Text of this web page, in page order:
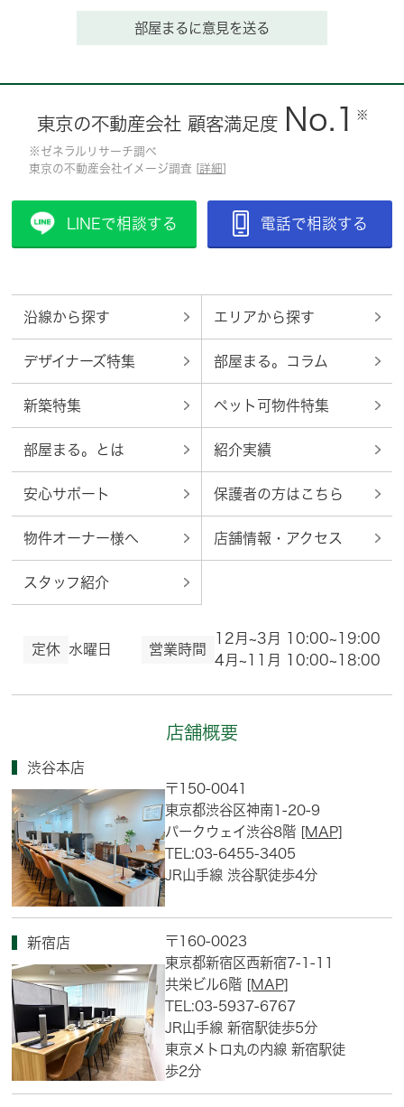
部屋まるに意見を送る
東京の不動産会社 顧客満足度 No.1 ※
※ゼネラルリサーチ調べ
東京の不動産会社イメージ調査 [詳細]
LINEで相談する 電話で相談する
沿線から探す エリアから探す
デザイナーズ特集 部屋まる。コラム
新築特集 ペット可物件特集
部屋まる。とは 紹介実績
安心サポート 保護者の方はこちら
物件オーナー様へ 店舗情報・アクセス
スタッフ紹介
定休 水曜日 営業時間
12月~3月 10:00~19:00
4月~11月 10:00~18:00
店舗概要
渋谷本店
〒150-0041
東京都渋谷区神南1-20-9
パークウェイ渋谷8階 [MAP]
TEL:03-6455-3405
JR山手線 渋谷駅徒歩4分
新宿店
〒160-0023
東京都新宿区西新宿7-1-11
共栄ビル6階 [MAP]
TEL:03-5937-6767
JR山手線 新宿駅徒歩5分
東京メトロ丸の内線 新宿駅徒
歩2分